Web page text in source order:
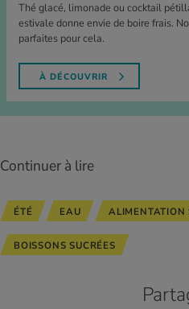
Thé glacé, limonade ou cocktail
estivale donne envie de boire frais.
parfaites pour cela.
À DÉCOUVRIR
Continuer à lire
ÉTÉ EAU ALIMENTATION
BOISSONS SUCRÉES